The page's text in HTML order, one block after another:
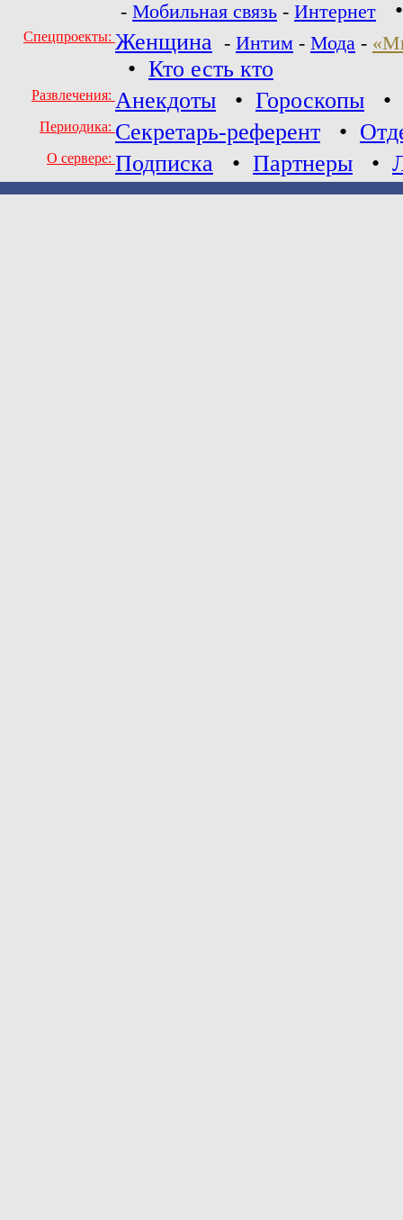
- Мобильная связь - Интернет
Спецпроекты: Женщина - Интим - Мода -
• Кто есть кто
Развлечения: Анекдоты • Гороскопы •
Периодика: Секретарь-референт •
О сервере: Подписка • Партнеры •